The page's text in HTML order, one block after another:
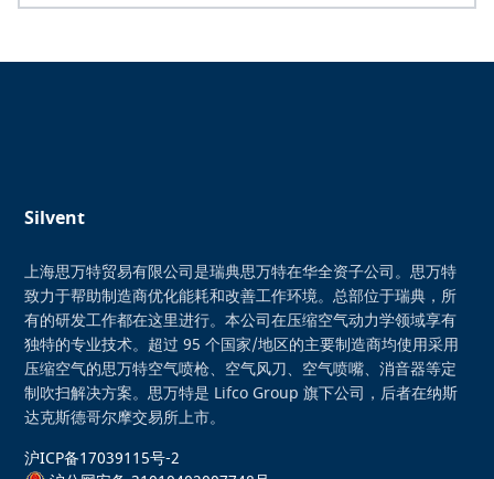
Silvent
上海思万特贸易有限公司是瑞典思万特在华全资子公司。思万特
致力于帮助制造商优化能耗和改善工作环境。总部位于瑞典，所
有的研发工作都在这里进行。本公司在压缩空气动力学领域享有
独特的专业技术。超过 95 个国家/地区的主要制造商均使用采用
压缩空气的思万特空气喷枪、空气风刀、空气喷嘴、消音器等定
制吹扫解决方案。思万特是 Lifco Group 旗下公司，后者在纳斯
达克斯德哥尔摩交易所上市。
沪ICP备17039115号-2